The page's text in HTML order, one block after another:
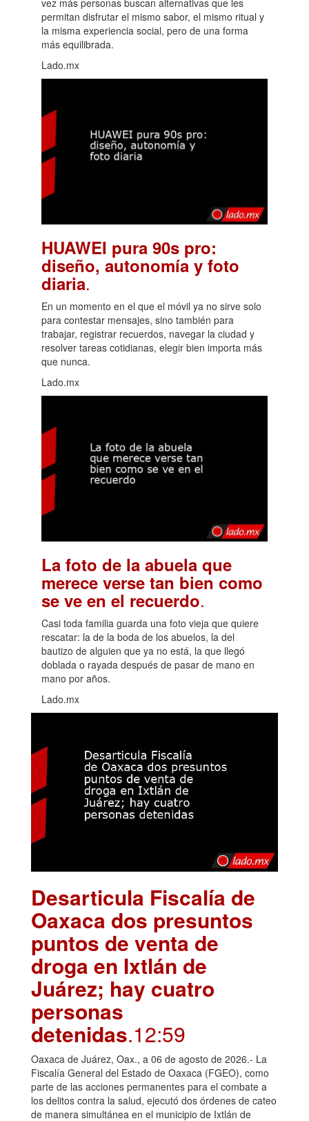
permitan disfrutar el mismo sabor, el mismo ritual y
la misma experiencia social, pero de una forma
más equilibrada.
Lado.mx
HUAWEI pura 90s pro:
diseño, autonomía y foto
diaria.
En un momento en el que el móvil ya no sirve solo
para contestar mensajes, sino también para
trabajar, registrar recuerdos, navegar la ciudad y
resolver tareas cotidianas, elegir bien importa más
que nunca.
Lado.mx
La foto de la abuela que
merece verse tan bien como
se ve en el recuerdo.
Casi toda familia guarda una foto vieja que quiere
rescatar: la de la boda de los abuelos, la del
bautizo de alguien que ya no está, la que llegó
doblada o rayada después de pasar de mano en
mano por años.
Lado.mx
Desarticula Fiscalía de
Oaxaca dos presuntos
puntos de venta de
droga en Ixtlán de
Juárez; hay cuatro
personas
detenidas.12:59
Oaxaca de Juárez, Oax., a 06 de agosto de 2026.- La
Fiscalía General del Estado de Oaxaca (FGEO), como
parte de las acciones permanentes para el combate a
los delitos contra la salud, ejecutó dos órdenes de cateo
de manera simultánea en el municipio de Ixtlán de